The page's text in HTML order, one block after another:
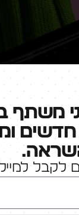
משתף
חדשים
לקבל